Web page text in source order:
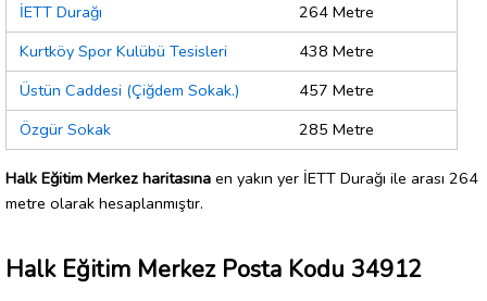
İETT Durağı
264 Metre
Kurtköy Spor Kulübü Tesisleri
438 Metre
Üstün Caddesi (Çiğdem Sokak.)
457 Metre
Özgür Sokak
285 Metre
Halk Eğitim Merkez haritasına en yakın yer İETT Durağı ile arası 264
metre olarak hesaplanmıştır.
Halk Eğitim Merkez Posta Kodu 34912